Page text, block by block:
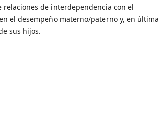
relaciones de interdependencia con el
el desempeño materno/paterno y, en última
sus hijos.